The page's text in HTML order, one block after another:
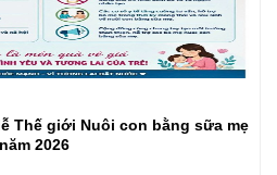
Thế giới Nuôi con bằng sữa mẹ
năm 2026